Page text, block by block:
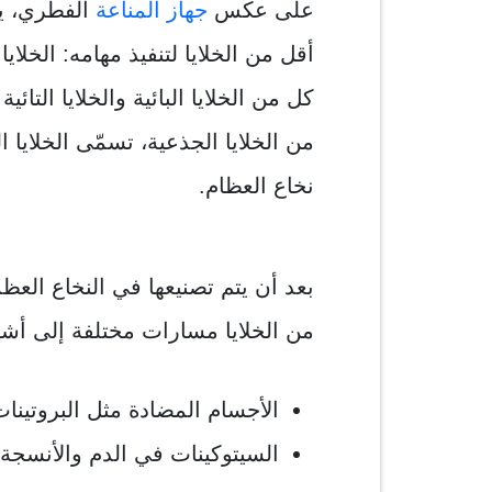
على عكس جهاز المناعة الفطري،
كل من الخلايا البائية والخلايا
من الخلايا الجذعية، تسمّى الخلايا
نخاع العظام.
بعد أن يتم تصنيعها في النخاع
من الخلايا مسارات مختلفة إلى
الأجسام المضادة مثل
السيتوكينات في الدم